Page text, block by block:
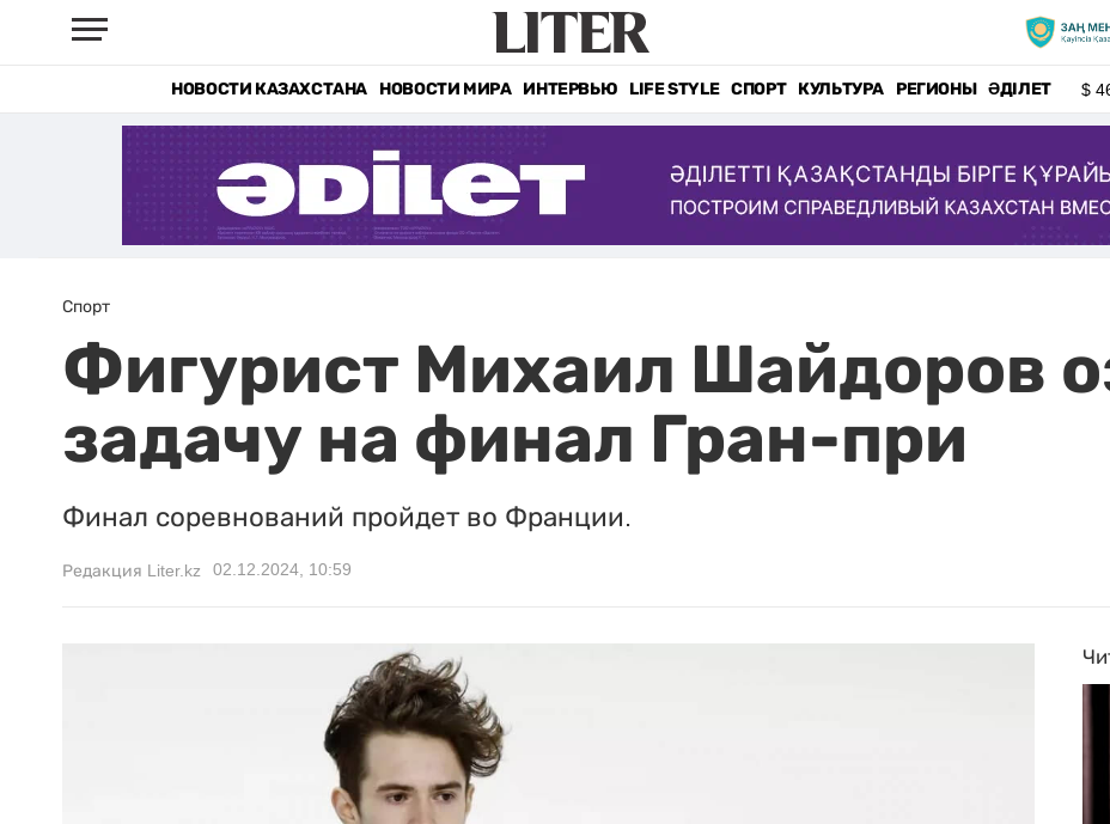
НОВОСТИ КАЗАХСТАНА НОВОСТИ МИРА ИНТЕРВЬЮ LIFE STYLE СПОРТ КУЛЬТУРА РЕГИОНЫ ӘДІЛЕТ $
Спорт
Фигурист Михаил Шайдоров
задачу на финал Гран-при
Финал соревнований пройдет во Франции.
Редакция Liter.kz 02.12.2024, 10:59